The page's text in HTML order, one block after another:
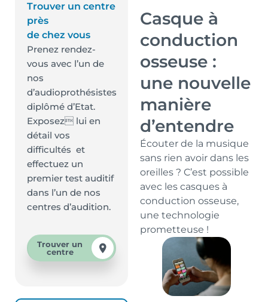
Trouver un centre
près
de chez vous
Prenez rendez-
vous avec l’un de
nos
d’audioprothésistes
diplômé d’Etat.
Exposez lui en
détail vos
difficultés et
effectuez un
premier test auditif
dans l’un de nos
centres d’audition.
Trouver un
centre
Casque à
conduction
osseuse :
une nouvelle
manière
d’entendre
Écouter de la musique
sans rien avoir dans les
oreilles ? C’est possible
avec les casques à
conduction osseuse,
une technologie
prometteuse !